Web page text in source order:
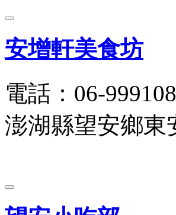
安增軒美食坊
電話：06-
澎湖縣望安鄉東